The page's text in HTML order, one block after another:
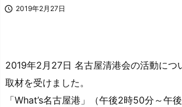
 2019年2月27日
2019年2月27日 名古屋清港会の活動につ
取材を受けました。
「What’s名古屋港」（午後2時50分～午